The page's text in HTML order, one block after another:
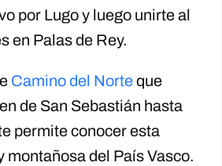
por Lugo y luego unirte al
en Palas de Rey.
Camino del Norteque
de San Sebastián hasta
permite conocer esta
montañosa del País Vasco.